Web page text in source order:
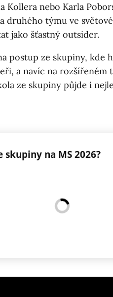
Kollera nebo Karla
druhého týmu ve
jako šťastný outsider.
postup ze skupiny, kde
a navíc na rozšířeném
ze skupiny půjde i
skupiny na MS 2026?